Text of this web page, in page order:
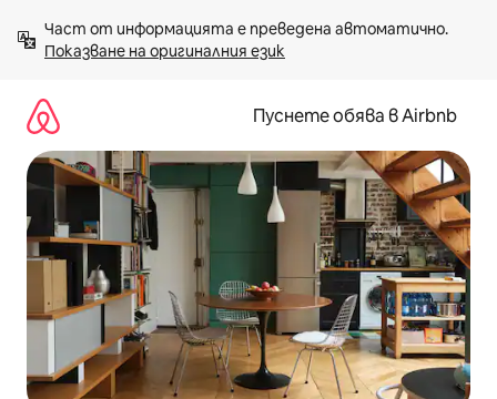
към
съдържанието
Показване на оригиналния език
Пуснете обява в Airbnb